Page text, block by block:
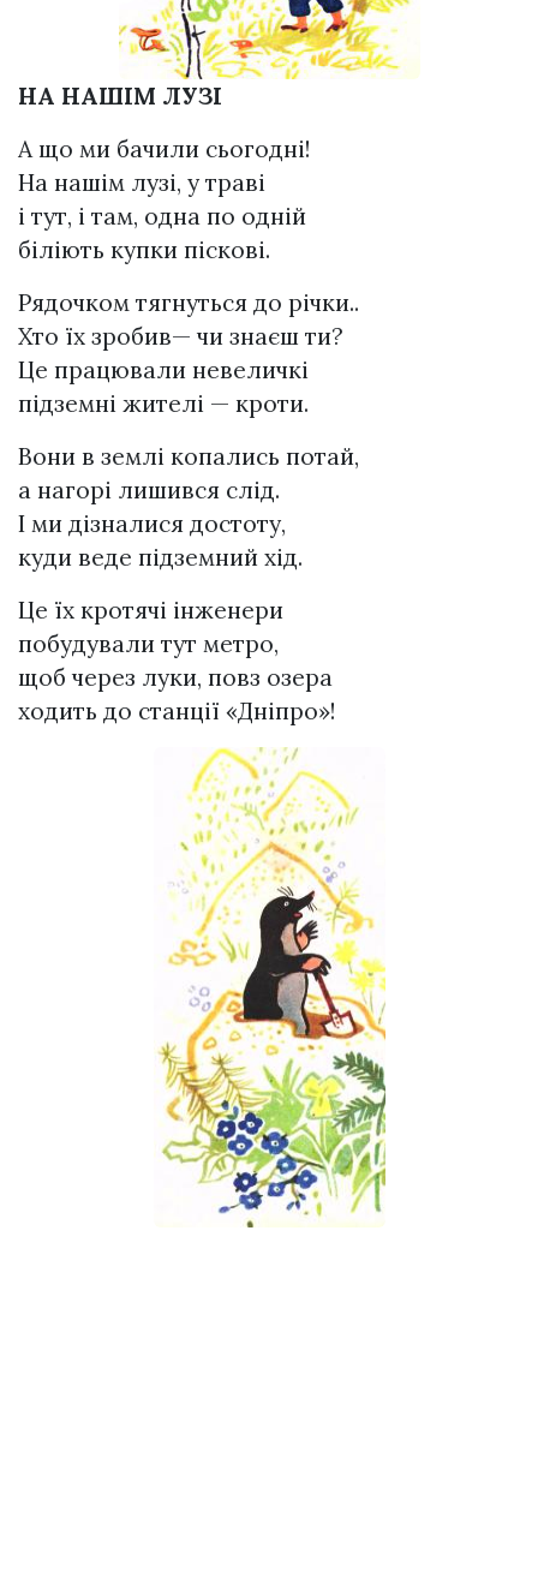
НА НАШІМ ЛУЗІ
А що ми бачили сьогодні!
На нашім лузі, у траві
і тут, і там, одна по одній
біліють купки піскові.
Рядочком тягнуться до річки..
Хто їх зробив— чи знаєш ти?
Це працювали невеличкі
підземні жителі — кроти.
Вони в землі копались потай,
а нагорі лишився слід.
І ми дізналися достоту,
куди веде підземний хід.
Це їх кротячі інженери
побудували тут метро,
щоб через луки, повз озера
ходить до станції «Дніпро»!